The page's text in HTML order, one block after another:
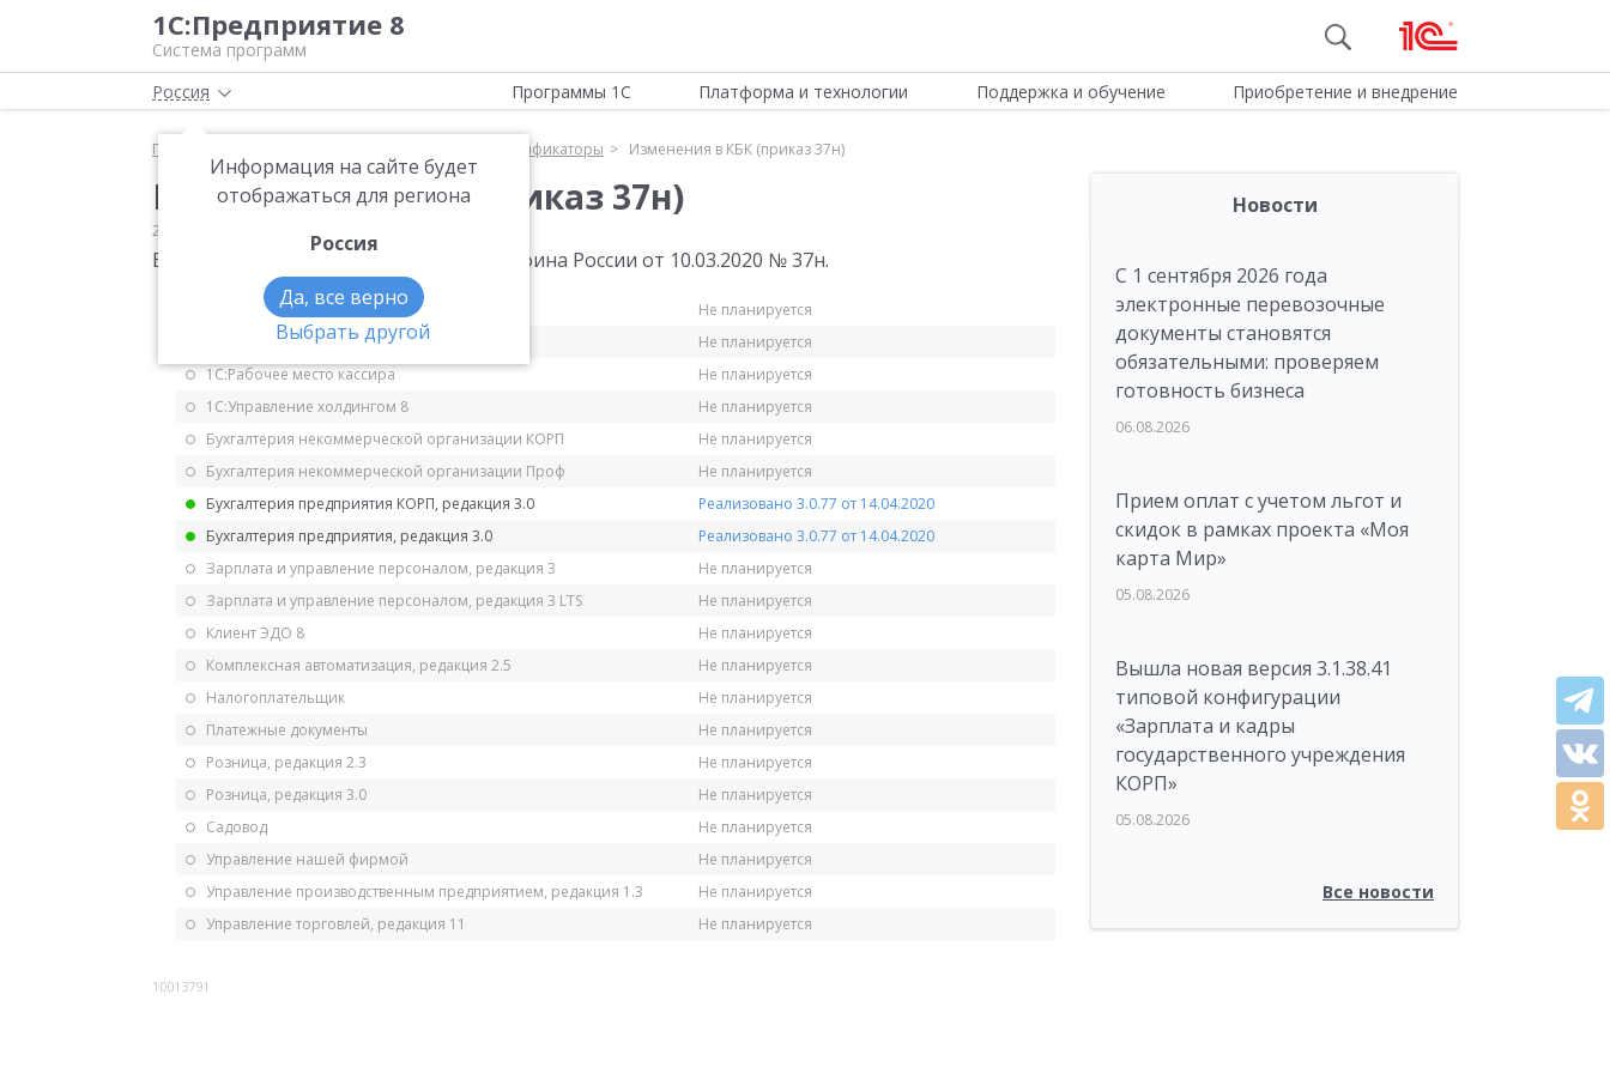
1С:Предприятие 8
Система программ
Россия
Информация на сайте будет
отображаться для региона
Россия
Да, все верно
Выбрать другой
Программы 1С Платформа и технологии Поддержка и обучение Приобретение и внедрение
Главная Классификаторы Изменения в КБК (приказ 37н)
Изменения в КБК (приказ 37н)
20.03.2020
Внесены изменения в КБК Приказ Минфина России от 10.03.2020 № 37н.
1С:ERP Управление предприятием 2.5
Не планируется
1С:ERP. Управление холдингом
Не планируется
1С:Рабочее место кассира
Не планируется
1С:Управление холдингом 8
Не планируется
Бухгалтерия некоммерческой организации КОРП
Не планируется
Бухгалтерия некоммерческой организации Проф
Не планируется
Бухгалтерия предприятия КОРП, редакция 3.0
Реализовано 3.0.77 от 14.04.2020
Бухгалтерия предприятия, редакция 3.0
Реализовано 3.0.77 от 14.04.2020
Зарплата и управление персоналом, редакция 3
Не планируется
Зарплата и управление персоналом, редакция 3 LTS
Не планируется
Клиент ЭДО 8
Не планируется
Комплексная автоматизация, редакция 2.5
Не планируется
Налогоплательщик
Не планируется
Платежные документы
Не планируется
Розница, редакция 2.3
Не планируется
Розница, редакция 3.0
Не планируется
Садовод
Не планируется
Управление нашей фирмой
Не планируется
Управление производственным предприятием, редакция 1.3
Не планируется
Управление торговлей, редакция 11
Не планируется
10013791
Новости
С 1 сентября 2026 года
электронные перевозочные
документы становятся
обязательными: проверяем
готовность бизнеса
06.08.2026
Прием оплат с учетом льгот и
скидок в рамках проекта «Моя
карта Мир»
05.08.2026
Вышла новая версия 3.1.38.41
типовой конфигурации
«Зарплата и кадры
государственного учреждения
КОРП»
05.08.2026
Все новости